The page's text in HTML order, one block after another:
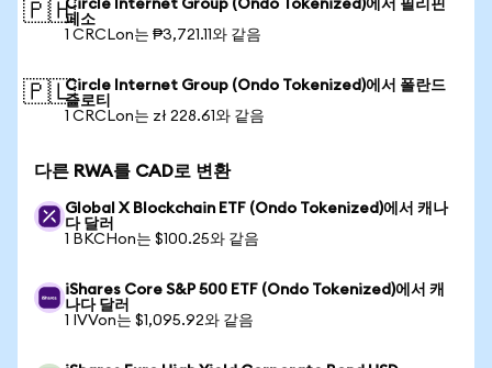
🇵🇭Circle Internet Group (Ondo Tokenized)에서 필리핀
페소
1 CRCLon는 ₱3,721.11와 같음
🇵🇱Circle Internet Group (Ondo Tokenized)에서 폴란드
즐로티
1 CRCLon는 zł 228.61와 같음
다른 RWA를 CAD로 변환
Global X Blockchain ETF (Ondo Tokenized)에서 캐나
다 달러
1 BKCHon는 $100.25와 같음
iShares Core S&P 500 ETF (Ondo Tokenized)에서 캐
나다 달러
1 IVVon는 $1,095.92와 같음